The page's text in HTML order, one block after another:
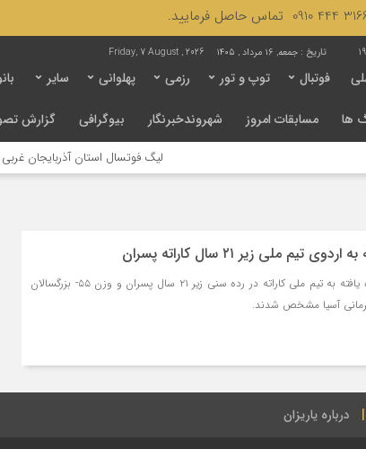
تاریخ : جمعه, ۱۶ مرداد , ۱۴۰۵ Friday, 7 August , 2026
فوتبال توپ و تور رزمی پهلوانی سایر
ها مسابقات امروز شهروندخبرنگار بیوگرافی گزارش
لیگ فوتسال استان آذربایجان غربی
ملی زیر ۲۱ سال کاراته پسران
لیست اسامی نفرات برتر راه یافته به تیم ملی کاراته در رده سنی زير ۲۱ سال پسران و وزن ۵۵- بزرگسالان
آسيا مشخص شدند.
درباره یاریزان